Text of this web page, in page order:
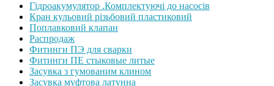
Гідроакумулятор .Комплектуючі до насосів
Кран кульовий різьбовий пластиковий
Поплавковий клапан
Распродаж
Фитинги ПЭ для сварки
Фитинги ПЕ стыковые литые
Засувка з гумованим клином
Засувка муфтова латунна